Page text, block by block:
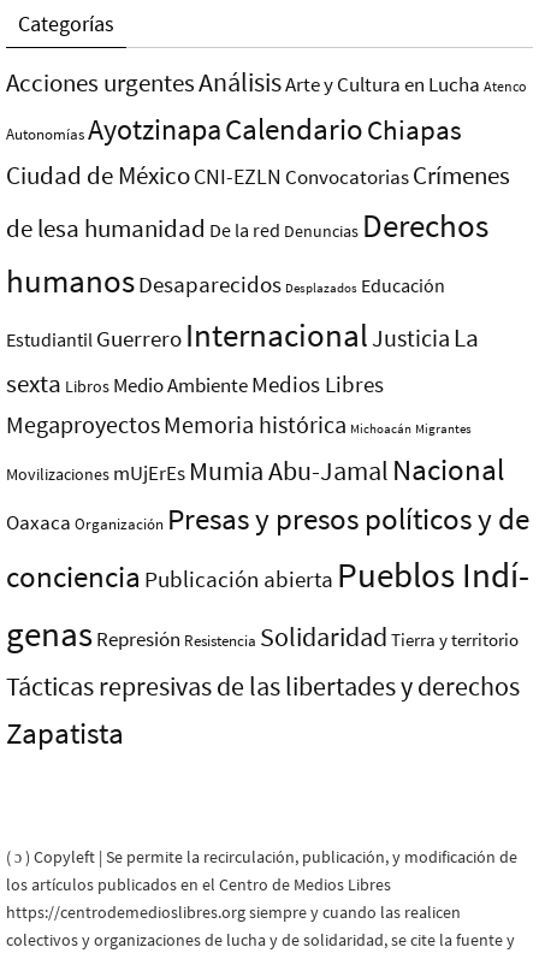
Categorías
Acciones urgentesAnálisisArte y Cultura en Lucha Atenco
AutonomíasAyotzinapaCalendarioChiapas
Ciudad de MéxicoCNI-EZLN ConvocatoriasCrímenes
de lesa humanidad De la red Denuncias Derechos
humanosDesaparecidos Desplazados Educación
Estudiantil Guerrero InternacionalJusticia La
sexta Libros Medio AmbienteMedios Libres
MegaproyectosMemoria histórica Michoacán Migrantes
Movilizaciones mUjErEs Mumia Abu-Jamal Nacional
Oaxaca Organización Presas y presos polí­ticos y de
conciencia Publicación abierta Pueblos Indí­
genasRepresión Resistencia Solidaridad Tierra y territorio
Tácticas represivas de las libertades y derechos
Zapatista
( ɔ ) Copyleft | Se permite la recirculación, publicación, y modificación de
los artículos publicados en el Centro de Medios Libres
https://centrodemedioslibres.org siempre y cuando las realicen
colectivos y organizaciones de lucha y de solidaridad, se cite la fuente y